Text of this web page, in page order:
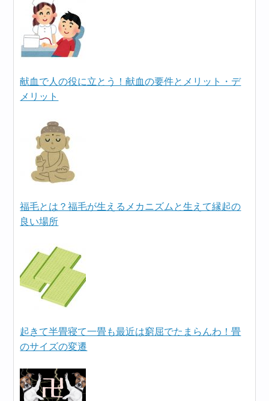
献血で人の役に立とう！献血の要件とメリット・デ
メリット
福毛とは？福毛が生えるメカニズムと生えて縁起の
良い場所
起きて半畳寝て一畳も最近は窮屈でたまらんわ！畳
のサイズの変遷